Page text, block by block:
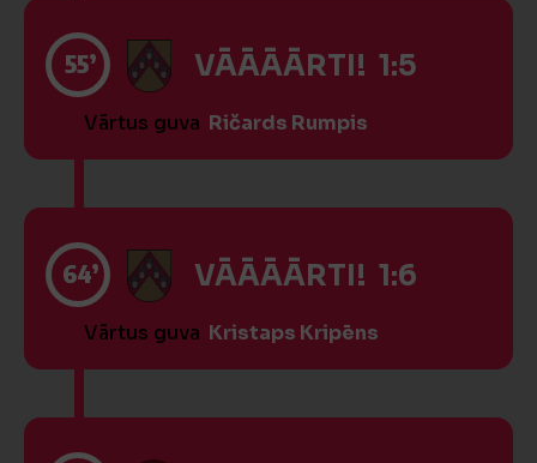
55’ VĀĀĀĀRTI! 1:5
Vārtus guva Ričards Rumpis
64’ VĀĀĀĀRTI! 1:6
Vārtus guva Kristaps Kripēns